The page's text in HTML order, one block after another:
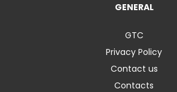
GENERAL
GTC
Privacy Policy
Contact us
Contacts